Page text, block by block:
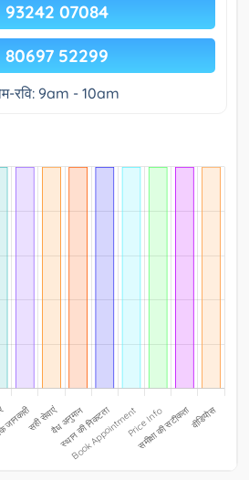
93242 07084
80697 52299
रवि: 9am - 10am